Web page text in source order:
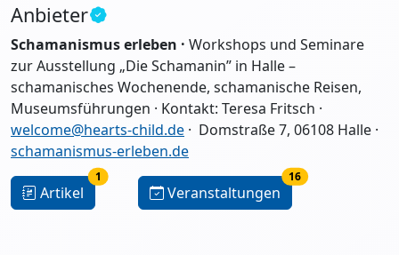
Anbieter
Schamanismus erleben · Workshops und Seminare
zur Ausstellung „Die Schamanin” in Halle –
schamanisches Wochenende, schamanische Reisen,
Museumsführungen · Kontakt: Teresa Fritsch ·
welcome@hearts-child.de · Domstraße 7, 06108 Halle ·
schamanismus-erleben.de
Artikel
1
Veranstaltungen
16